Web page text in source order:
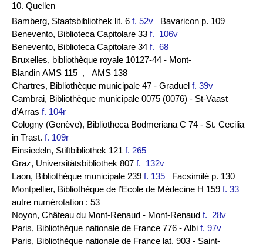
10. Quellen
Bamberg, Staatsbibliothek lit. 6 f. 52v Bavaricon p. 109
Benevento, Biblioteca Capitolare 33 f. 106v
Benevento, Biblioteca Capitolare 34 f. 68
Bruxelles, bibliothèque royale 10127-44 - Mont-
Blandin AMS 115 , AMS 138
Chartres, Bibliothèque municipale 47 - Graduel f. 39v
Cambrai, Bibliothèque municipale 0075 (0076) - St-Vaast
d’Arras f. 104r
Cologny (Genève), Bibliotheca Bodmeriana C 74 - St. Cecilia
in Trast. f. 109r
Einsiedeln, Stiftbibliothek 121 f. 265
Graz, Universitätsbibliothek 807 f. 132v
Laon, Bibliothèque municipale 239 f. 135 Facsimilé p. 130
Montpellier, Bibliothèque de l’Ecole de Médecine H 159 f. 33
autre numérotation : 53
Noyon, Château du Mont-Renaud - Mont-Renaud f. 28v
Paris, Bibliothèque nationale de France 776 - Albi f. 97v
Paris, Bibliothèque nationale de France lat. 903 - Saint-